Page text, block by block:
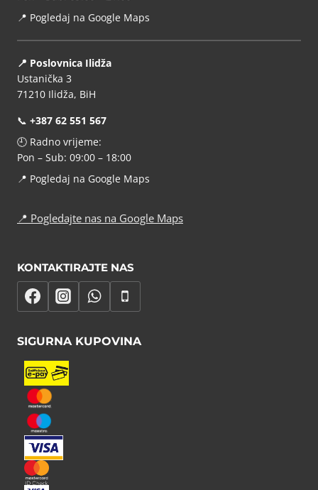
📍 Pogledaj na Google Maps
📍 Poslovnica Ilidža
Ustanička 3
71210 Ilidža, BiH
📞 +387 62 551 567
🕘 Radno vrijeme:
Pon – Sub: 09:00 – 18:00
📍 Pogledaj na Google Maps
📍 Pogledajte nas na Google Maps
KONTAKTIRAJTE NAS
SIGURNA KUPOVINA